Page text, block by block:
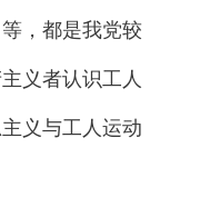
，都是我党较
义者认识工人
义与工人运动